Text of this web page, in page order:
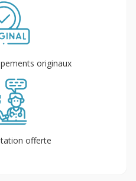
originaux
offerte